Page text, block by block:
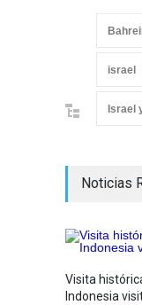
israel
Israel
Noticias
Visita
Indonesia